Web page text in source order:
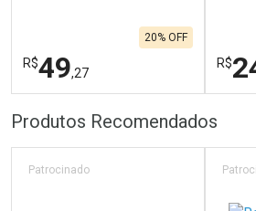
R$49,27
20% OFF
FECHAR
Laboratório
FECHAR
Por Menos
R$
Por
Produtos Recomendados
Patrocinado